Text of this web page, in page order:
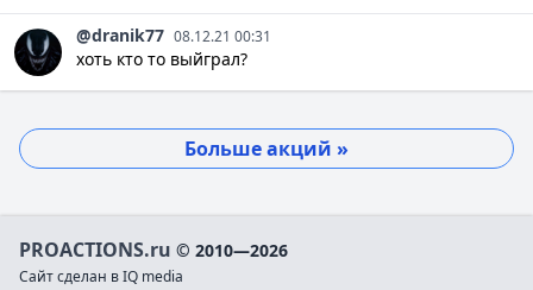
@dranik77 08.12.21 00:31
хоть кто то выйграл?
Больше акций »
PROACTIONS.ru © 2010—2026
Сайт сделан в IQ media